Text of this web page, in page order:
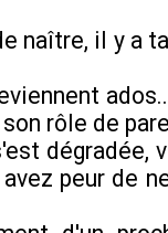
naître, il y a
rôle de
dégradée,
peur de